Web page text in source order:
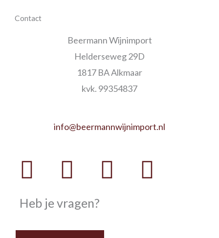
Contact
Beermann Wijnimport
Helderseweg 29D
1817 BA Alkmaar
kvk. 99354837
info@beermannwijnimport.nl
Facebook
Twitter
Youtube
Heb je vragen?